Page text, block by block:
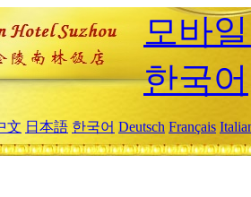
모바
한국어
文 日本語 한국어 Deutsch Français